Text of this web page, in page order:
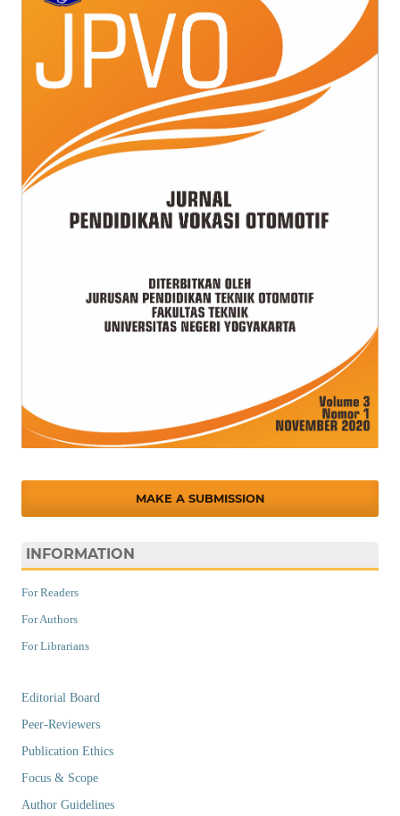
MAKE A SUBMISSION
INFORMATION
For Readers
For Authors
For Librarians
Editorial Board
Peer-Reviewers
Publication Ethics
Focus & Scope
Author Guidelines